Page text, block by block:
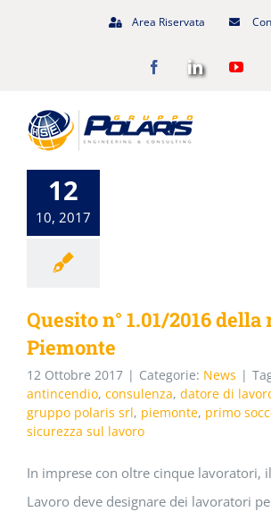
Area Riservata
FacebookLinkedIn
12
10, 2017
Quesito n° 1.01/2016 della
Piemonte
12 Ottobre 2017 | Categorie: News |
antincendio, consulenza, datore di
gruppo polaris srl, piemonte, primo
sicurezza sul lavoro
In imprese con oltre cinque lavoratori,
Lavoro deve designare dei lavoratori